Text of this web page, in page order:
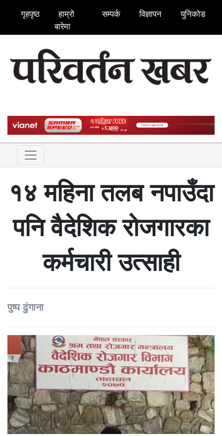
गृहपृष्ठ
हाम्रो
बारेमा
सम्पर्क विज्ञापन युनिकोड
१४ महिना तलब नपाउँदा
पनि वैदेशिक रोजगारका
कर्मचारी उत्साही
पुष्प ढुंगाना